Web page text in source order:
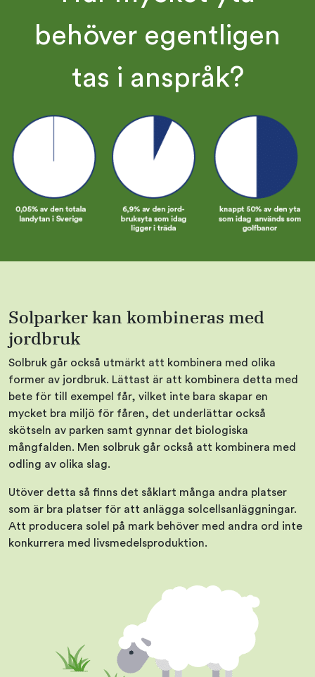
behöver egentligen
tas i anspråk?
Solparker kan kombineras med
jordbruk
Solbruk går också utmärkt att kombinera med olika
former av jordbruk. Lättast är att kombinera detta med
bete för till exempel får, vilket inte bara skapar en
mycket bra miljö för fåren, det underlättar också
skötseln av parken samt gynnar det biologiska
mångfalden. Men solbruk går också att kombinera med
odling av olika slag.
Utöver detta så finns det såklart många andra platser
som är bra platser för att anlägga solcellsanläggningar.
Att producera solel på mark behöver med andra ord inte
konkurrera med livsmedelsproduktion.